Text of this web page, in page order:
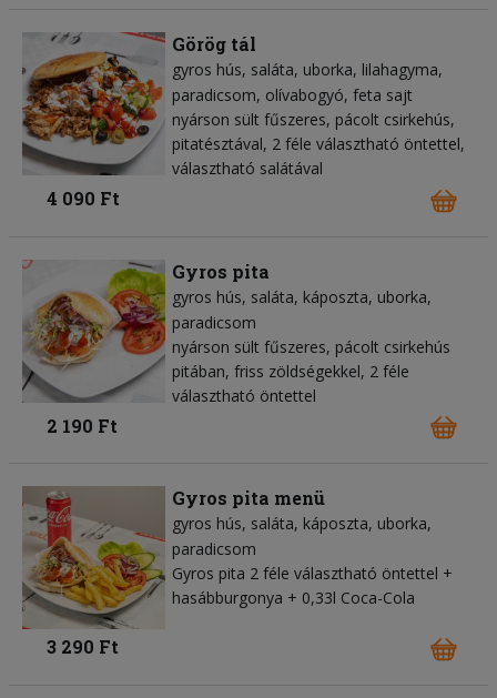
Görög tál
gyros hús saláta uborka lilahagyma
paradicsom olívabogyó feta sajt
nyárson sült fűszeres, pácolt csirkehús,
pitatésztával, 2 féle választható öntettel,
választható salátával
4 090 Ft
Gyros pita
gyros hús saláta káposzta uborka
paradicsom
nyárson sült fűszeres, pácolt csirkehús
pitában, friss zöldségekkel, 2 féle
választható öntettel
2 190 Ft
Gyros pita menü
gyros hús saláta káposzta uborka
paradicsom
Gyros pita 2 féle választható öntettel +
hasábburgonya + 0,33l Coca-Cola
3 290 Ft